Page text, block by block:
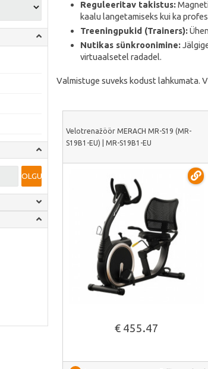
OLGU
Reguleeritav takistus:
kaalu langetamiseks kui ka
Treeningpukid (Trainers):
Nutikas sünkroonimine:
virtuaalsetel radadel.
Valmistuge suveks kodust lahkumata.
Velotrenažöör MERACH MR-S19 (MR-
S19B1-EU) | MR-S19B1-EU
€ 455.47